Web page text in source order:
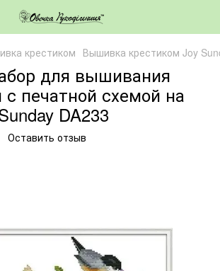
крестиком Вышивка крестиком Joy
для вышивания
с печатной схемой на
DA233
Оставить отзыв